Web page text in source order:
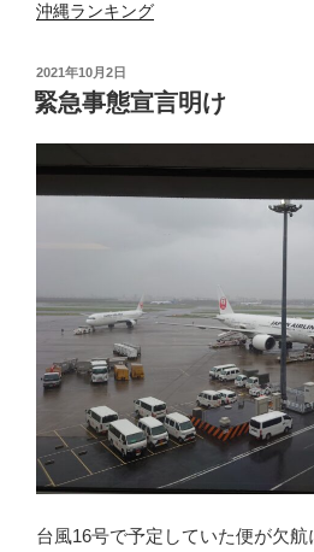
沖縄ランキング
投
稿
日:
2021年10月2日
緊急事態宣言明け
台風16号で予定していた便が欠